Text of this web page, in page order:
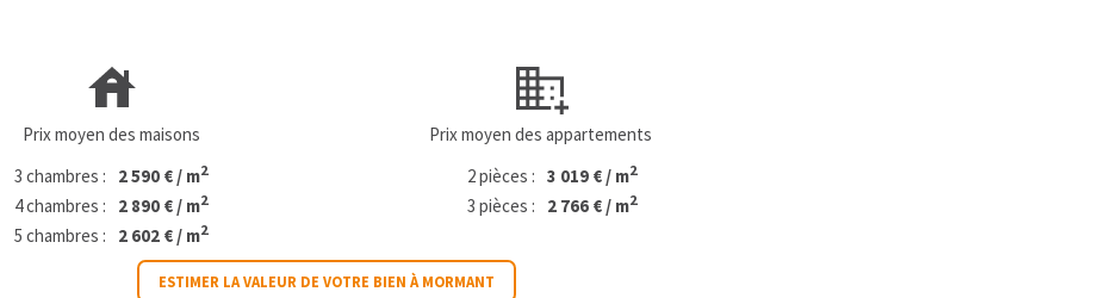
Prix moyen des maisons
3 chambres :
2 590 € / m2
4 chambres : 2 890 € / m2
5 chambres : 2 602 € / m2
Prix moyen des appartements
2 pièces : 3 019 € / m2
3 pièces : 2 766 € / m2
ESTIMER LA VALEUR DE VOTRE BIEN À MORMANT